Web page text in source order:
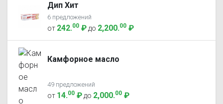
Дип Хит
6 предложений
от 242.00 ₽ до 2,200.00 ₽
Камфорное масло
49 предложений
от 14.00 ₽ до 2,000.00 ₽